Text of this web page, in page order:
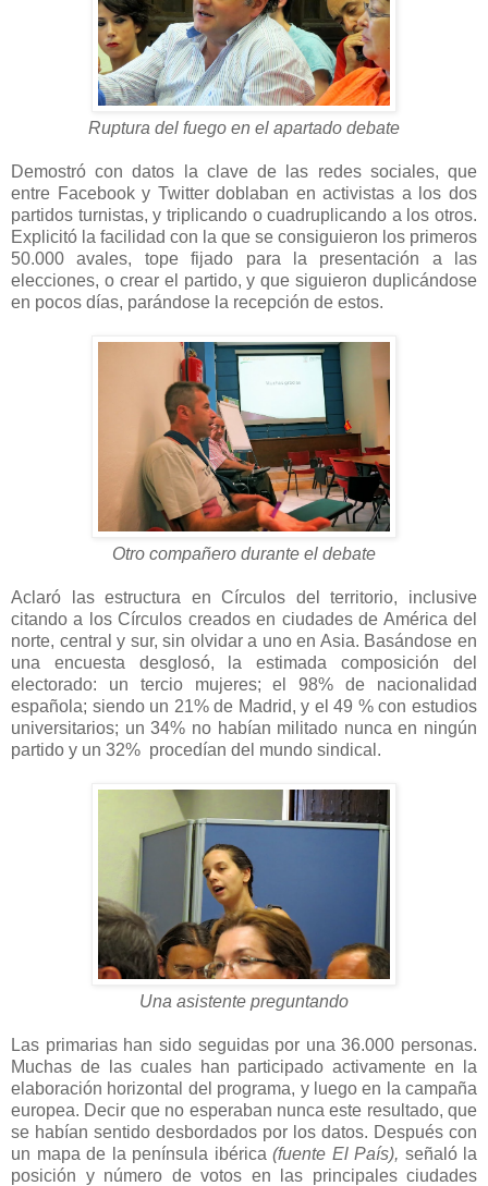
Ruptura del fuego en el apartado debate
Demostró con datos la clave de las redes sociales, que
entre Facebook y Twitter doblaban en activistas a los dos
partidos turnistas, y triplicando o cuadruplicando a los otros.
Explicitó la facilidad con la que se consiguieron los primeros
50.000 avales, tope fijado para la presentación a las
elecciones, o crear el partido, y que siguieron duplicándose
en pocos días, parándose la recepción de estos.
Otro compañero durante el debate
Aclaró las estructura en Círculos del territorio, inclusive
citando a los Círculos creados en ciudades de América del
norte, central y sur, sin olvidar a uno en Asia. Basándose en
una encuesta desglosó, la estimada composición del
electorado: un tercio mujeres; el 98% de nacionalidad
española; siendo un 21% de Madrid, y el 49 % con estudios
universitarios; un 34% no habían militado nunca en ningún
partido y un 32% procedían del mundo sindical.
Una asistente preguntando
Las primarias han sido seguidas por una 36.000 personas.
Muchas de las cuales han participado activamente en la
elaboración horizontal del programa, y luego en la campaña
europea. Decir que no esperaban nunca este resultado, que
se habían sentido desbordados por los datos. Después con
un mapa de la península ibérica (fuente El País), señaló la
posición y número de votos en las principales ciudades